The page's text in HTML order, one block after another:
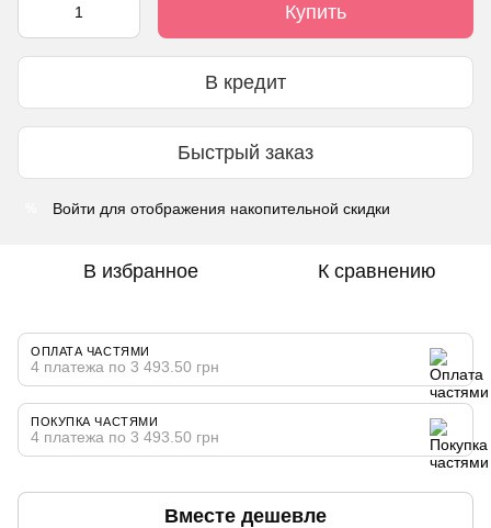
Купить
В кредит
Быстрый заказ
Войти для отображения накопительной скидки
В избранное К сравнению
ОПЛАТА ЧАСТЯМИ
4 платежа по 3 493.50 грн
ПОКУПКА ЧАСТЯМИ
4 платежа по 3 493.50 грн
Вместе дешевле